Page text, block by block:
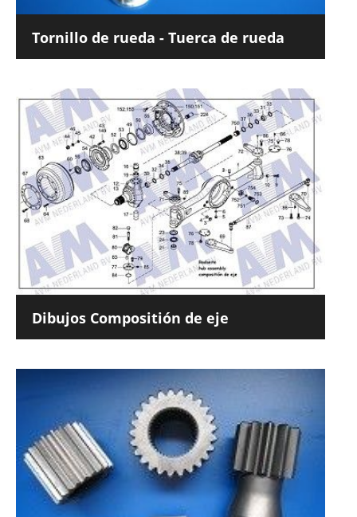
Tornillo de rueda - Tuerca de rueda
Dibujos Compositión de eje